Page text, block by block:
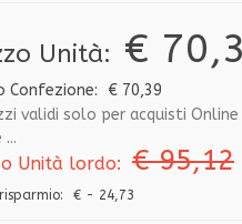
Unità: €
Confezione:
€ 70,39
Unità lordo: € 95,12
€ - 24,73